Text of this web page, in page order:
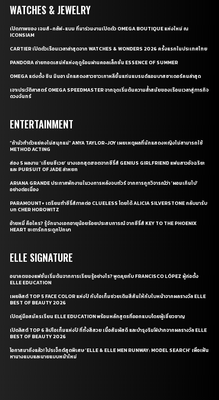
WATCHES & JEWELRY
เปิดภาพของ เจมส์-กลัฟ-แบม ที่มาร่วมงานเปิดตัว OMEGA BOUTIQUE แห่งใหม่ ณ
ICONSIAM
CARTIER เปิดตัวเรือนเวลาล่าสุดจาก WATCHES & WONDERS 2026 ครั้งแรกในประเทศไทย
PANDORA ถ่ายทอดเสน่ห์แห่งฤดูร้อนผ่านคอลเล็กชั่น ESSENCE OF SUMMER
OMEGA แต่งตั้ง ชิน มินอา นักแสดงสาวชาวเกาหลีขึ้นแท่นแบรนด์แอมบาสซาเดอร์คนล่าสุด
เจาะประวัติศาสตร์ OMEGA SPEEDMASTER จากจุดเริ่มต้นความล้ำสมัยของเรือนเวลาสู่ภารกิจ
ดวงจันทร์
ENTERTAINMENT
“ถ้ามัวทำตัวแย่คงไม่สนุกแน่” ANYA TAYLOR-JOY เผยเหตุผลที่นักแสดงหญิงไม่สามารถใช้
METHOD ACTING
ส่อง 5 ผลงาน ‘เถียนซีเวย’ นางเอกสุดฮอตจากซีรี่ส์ GENIUS GIRLFRIEND แฟนสาวอัจฉริยะ
และ PURSUIT OF JADE ล่าหยก
ARIANA GRANDE ประกาศพักงานในวงการหลังจบทัวร์ จากการถูกวิจารณ์ว่า ‘ผอมเกินไป’
อย่างต่อเนื่อง
PARAMOUNT+ เตรียมทำซีรี่ส์ภาคต่อ CLUELESS โดยได้ ALICIA SILVERSTONE กลับมารับ
บท CHER HOROWITZ
อ้ายหมี่ คือใคร? รู้จักนางเอกอายุน้อยร้อยประสบการณ์ จากซีรี่ส์ KEY TO THE PHOENIX
HEART ชะตารักกระดูกปักษา
ELLE SIGNATURE
อนาคตของแฟชั่นเริ่มต้นจากการเรียนรู้อย่างไร? พูดคุยกับ FRANCISCO LÓPEZ ผู้ก่อตั้ง
ELLE EDUCATION
เผยลิสต์ TOP 5 FACE COLOR แห่งปี กับไอเท็มช่วยเติมสีสันให้กับใบหน้าจากผลรางวัล ELLE
BEST OF BEAUTY 2026
เปิดคู่มือสมัครเรียน ELLE EDUCATION พร้อมหลักสูตรที่ออกแบบโดยผู้เชี่ยวชาญ
เปิดลิสต์ TOP 6 ลิปไอเท็มแห่งปี ที่ทั้งสีสวย เนื้อสัมผัสดี และบำรุงริมฝีปากจากผลรางวัล ELLE
BEST OF BEAUTY 2026
โอกาสมาถึงแล้ว! โปรเจ็กต์สุดพิเศษ ‘ELLE & ELLE MEN RUNWAY: MODEL SEARCH’ เพื่อเฟ้น
หานางแบบและนายแบบหน้าใหม่